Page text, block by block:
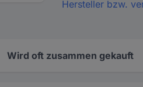
Hersteller bzw.
Wird oft zusammen gekauft